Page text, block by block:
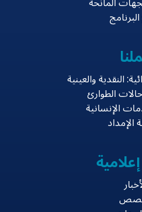
النقدية والعينية
الطوارئ
الإنسانية